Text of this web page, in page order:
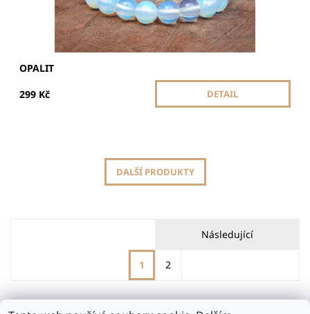
OPALIT
299 Kč
DETAIL
DALŠÍ PRODUKTY
Následující
1 2